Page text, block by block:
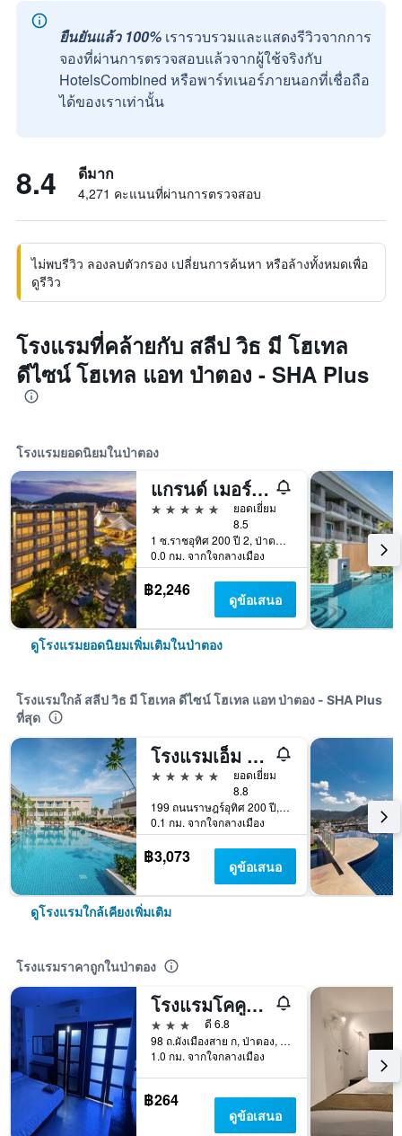
ยืนยันแล้ว 100% เรารวบรวมและแสดงรีวิวจากการ
จองที่ผ่านการตรวจสอบแล้วจากผู้ใช้จริงกับ
HotelsCombined หรือพาร์ทเนอร์ภายนอกที่เชื่อถือ
ได้ของเราเท่านั้น
8.4 ดีมาก
4,271 คะแนนที่ผ่านการตรวจสอบ
ไม่พบรีวิว ลองลบตัวกรอง เปลี่ยนการค้นหา หรือล้างทั้งหมดเพื่อ
ดูรีวิว
โรงแรมที่คล้ายกับ สลีป วิธ มี โฮเทล
ดีไซน์ โฮเทล แอท ป่าตอง - SHA Plus
โรงแรมยอดนิยมในป่าตอง
แกรนด์ เมอร์เคียว ภูเก็ต ป่าตอง
5 ดาว
ยอดเยี่ยม
8.5
1 ซ.ราชอุทิศ 200 ปี 2, ป่าตอง, ประเทศไทย
0.0 กม. จากใจกลางเมือง
฿2,246 ดูข้อเสนอ
ดูโรงแรมยอดนิยมเพิ่มเติมในป่าตอง
โรงแรมใกล้ สลีป วิธ มี โฮเทล ดีไซน์ โฮเทล แอท ป่าตอง - SHA Plus
ที่สุด
โรงแรมเอ็ม โซเชียล ภูเก็ต
5 ดาว
ยอดเยี่ยม
8.8
199 ถนนราษฎร์อุทิศ 200 ปี, ป่าตอง, ประเทศไทย
0.1 กม. จากใจกลางเมือง
฿3,073 ดูข้อเสนอ
ดูโรงแรมใกล้เคียงเพิ่มเติม
โรงแรมราคาถูกในป่าตอง
โรงแรมโคคูน ไอส์แลนดา
3 ดาว
ดี 6.8
98 ถ.ผังเมืองสาย ก, ป่าตอง, ประเทศไทย
1.0 กม. จากใจกลางเมือง
฿264
ดูข้อเสนอ